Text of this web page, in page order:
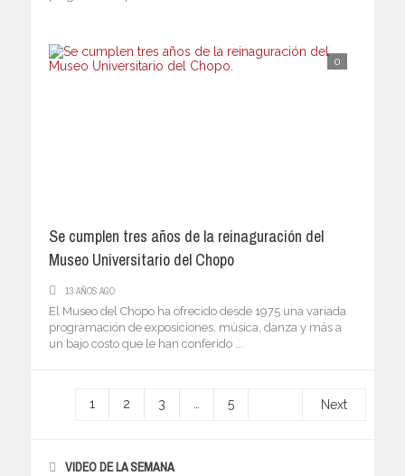
0
Se cumplen tres años de la reinaguración del
Museo Universitario del Chopo
13 AÑOS AGO
El Museo del Chopo ha ofrecido desde 1975 una variada
programación de exposiciones, música, danza y más a
un bajo costo que le han conferido ...
1 2 3 5 Next
VIDEO DE LA SEMANA